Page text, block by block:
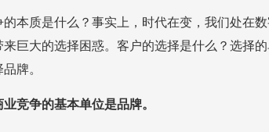
牌。
竞争的基本单位是品牌。